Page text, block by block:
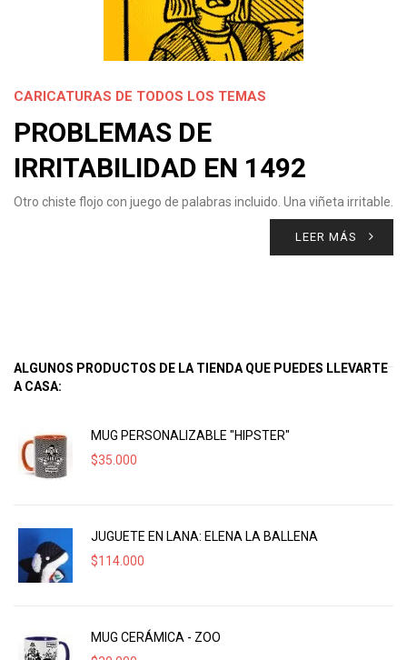
CARICATURAS DE TODOS LOS TEMAS
PROBLEMAS DE
IRRITABILIDAD EN 1492
Otro chiste flojo con juego de palabras incluido. Una viñeta irritable.
LEER MÁS
ALGUNOS PRODUCTOS DE LA TIENDA QUE PUEDES LLEVARTE
A CASA:
MUG PERSONALIZABLE "HIPSTER"
$35.000
JUGUETE EN LANA: ELENA LA BALLENA
$114.000
MUG CERÁMICA - ZOO